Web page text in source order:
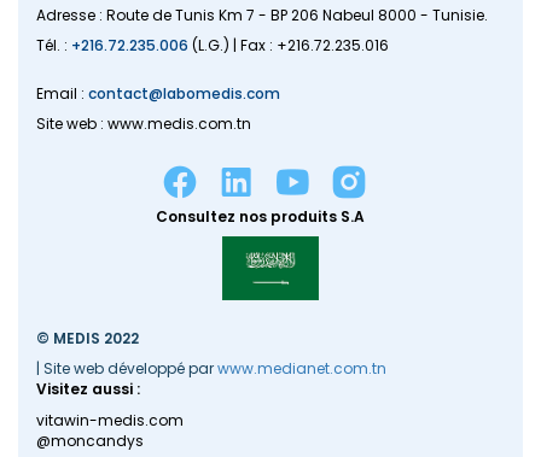
Adresse : Route de Tunis Km 7 - BP 206 Nabeul 8000 - Tunisie.
Tél. : +216.72.235.006 (L.G.) | Fax : +216.72.235.016
Email : contact@labomedis.com
Site web : www.medis.com.tn
Consultez nos produits S.A
© MEDIS 2022
| Site web développé parwww.medianet.com.tn
Visitez aussi :
vitawin-medis.com
@moncandys